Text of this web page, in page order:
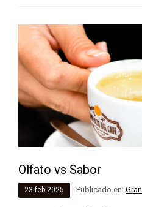
Olfato vs Sabor
23 feb 2025 Publicado en: